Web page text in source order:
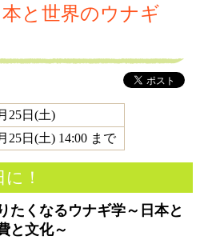
本と世界のウナギ
25日(土)
25日(土) 14:00 まで
！
たくなるウナギ学～日本と
と文化～